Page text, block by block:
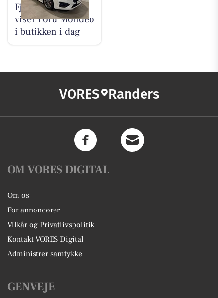
Fjordlund Bilhus
viser Ford Mondeo
i butikken i dag
VORES Randers
OM VORES DIGITAL
Om os
For annoncører
Vilkår og Privatlivspolitik
Kontakt VORES Digital
Administrer samtykke
GENVEJE